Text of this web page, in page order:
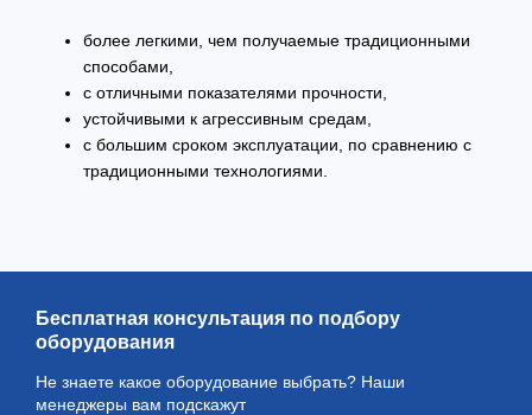
более легкими, чем получаемые традиционными
способами,
с отличными показателями прочности,
устойчивыми к агрессивным средам,
с большим сроком эксплуатации, по сравнению с
традиционными технологиями.
Бесплатная консультация по подбору
оборудования
Не знаете какое оборудование выбрать? Наши
менеджеры вам подскажут